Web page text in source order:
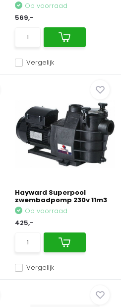
Vergelijk
Op voorraad
569,-
Hayward Superpool
zwembadpomp 230v 11m3
Vergelijk
Op voorraad
425,-